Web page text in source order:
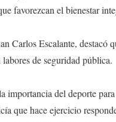
favorezcan el bienestar
Carlos Escalante, destacó
de seguridad pública.
importancia del deporte
que hace ejercicio